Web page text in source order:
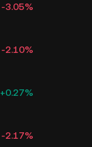
-3.05%
-2.10%
+0.27%
-2.17%